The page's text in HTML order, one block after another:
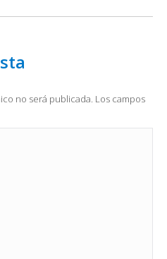
no será publicada. Los campos